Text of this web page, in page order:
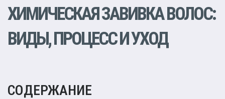
ХИМИЧЕСКАЯ ЗАВИВКА ВОЛОС:
ВИДЫ, ПРОЦЕСС И УХОД
СОДЕРЖАНИЕ